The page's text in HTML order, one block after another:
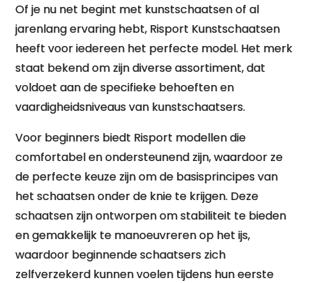
Of je nu net begint met kunstschaatsen of al
jarenlang ervaring hebt, Risport Kunstschaatsen
heeft voor iedereen het perfecte model. Het merk
staat bekend om zijn diverse assortiment, dat
voldoet aan de specifieke behoeften en
vaardigheidsniveaus van kunstschaatsers.
Voor beginners biedt Risport modellen die
comfortabel en ondersteunend zijn, waardoor ze
de perfecte keuze zijn om de basisprincipes van
het schaatsen onder de knie te krijgen. Deze
schaatsen zijn ontworpen om stabiliteit te bieden
en gemakkelijk te manoeuvreren op het ijs,
waardoor beginnende schaatsers zich
zelfverzekerd kunnen voelen tijdens hun eerste